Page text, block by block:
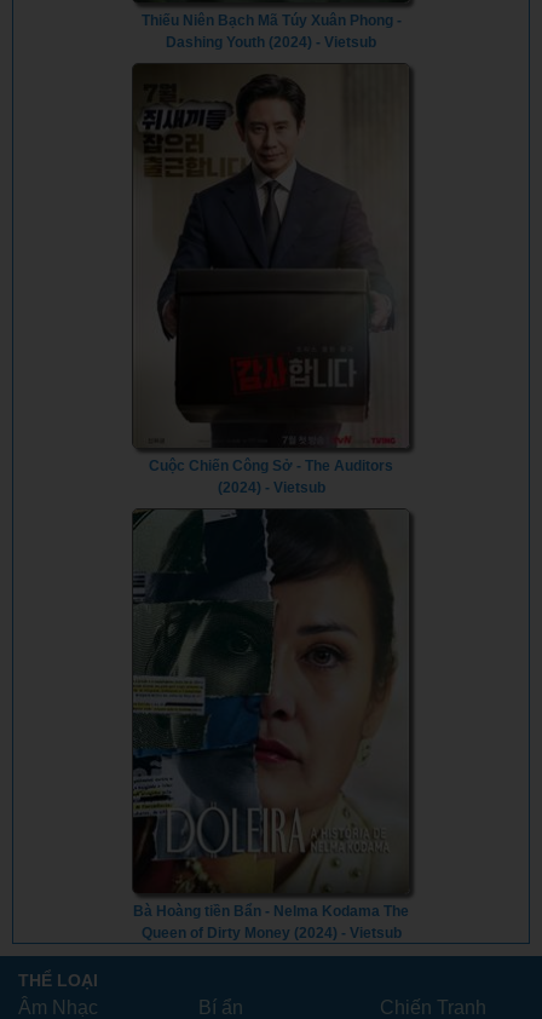
Thiếu Niên Bạch Mã Túy Xuân Phong -
Dashing Youth (2024) - Vietsub
Cuộc Chiến Công Sở - The Auditors
(2024) - Vietsub
Bà Hoàng tiền Bẩn - Nelma Kodama The
Queen of Dirty Money (2024) - Vietsub
THỂ LOẠI
Âm Nhạc Bí ẩn
Chiến Tranh